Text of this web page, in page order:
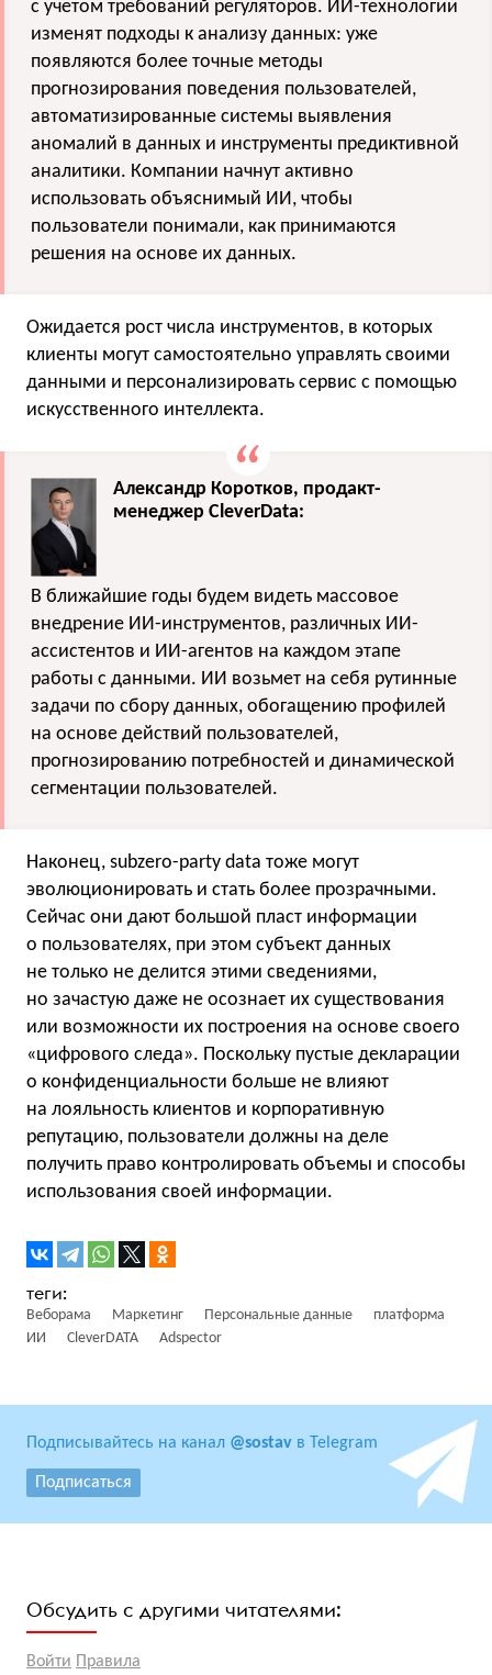
с учетом требований регуляторов. ИИ-технологии
изменят подходы к анализу данных: уже
появляются более точные методы
прогнозирования поведения пользователей,
автоматизированные системы выявления
аномалий в данных и инструменты предиктивной
аналитики. Компании начнут активно
использовать объяснимый ИИ, чтобы
пользователи понимали, как принимаются
решения на основе их данных.
Ожидается рост числа инструментов, в которых
клиенты могут самостоятельно управлять своими
данными и персонализировать сервис с помощью
искусственного интеллекта.
Александр Коротков, продакт-
менеджер CleverData:
В ближайшие годы будем видеть массовое
внедрение ИИ-инструментов, различных ИИ-
ассистентов и ИИ-агентов на каждом этапе
работы с данными. ИИ возьмет на себя рутинные
задачи по сбору данных, обогащению профилей
на основе действий пользователей,
прогнозированию потребностей и динамической
сегментации пользователей.
Наконец, subzero-party data тоже могут
эволюционировать и стать более прозрачными.
Сейчас они дают большой пласт информации
о пользователях, при этом субъект данных
не только не делится этими сведениями,
но зачастую даже не осознает их существования
или возможности их построения на основе своего
«цифрового следа». Поскольку пустые декларации
о конфиденциальности больше не влияют
на лояльность клиентов и корпоративную
репутацию, пользователи должны на деле
получить право контролировать объемы и способы
использования своей информации.
Веборама Маркетинг Персональные данные
платформа
ИИ
CleverDATA Adspector
Подписывайтесь на канал @sostav в Telegram
Подписаться
Обсудить с другими читателями:
Войти Правила